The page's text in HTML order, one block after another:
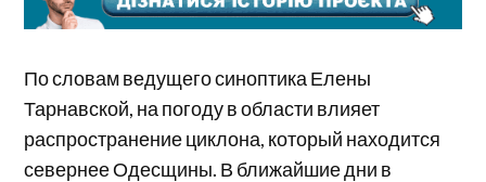
По словам ведущего синоптика Елены
Тарнавской, на погоду в области влияет
распространение циклона, который находится
севернее Одесщины. В ближайшие дни в